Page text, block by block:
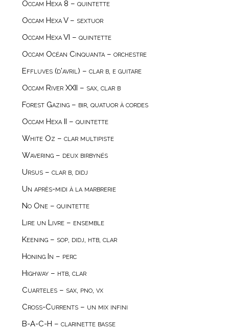
B-A-C-H – clarinette basse
Cross-Currents – un mix infini
Cuarteles – sax, pno, vx
Highway – htb, clar
Honing In – perc
Keening – sop, didj, htb, clar
Lire un Livre – ensemble
No One – quintette
Un après-midi à la marbrerie
Ursus – clar b, didj
Wavering – deux birbynés
White Oz – clar multipiste
Occam Hexa II – quintette
Forest Gazing – bir, quatuor à cordes
Occam River XXII – sax, clar b
Effluves (d’avril) – clar b, e guitare
Occam Océan Cinquanta – orchestre
Occam Hexa VI – quintette
Occam Hexa V – sextuor
Occam Hexa 8 – quintette